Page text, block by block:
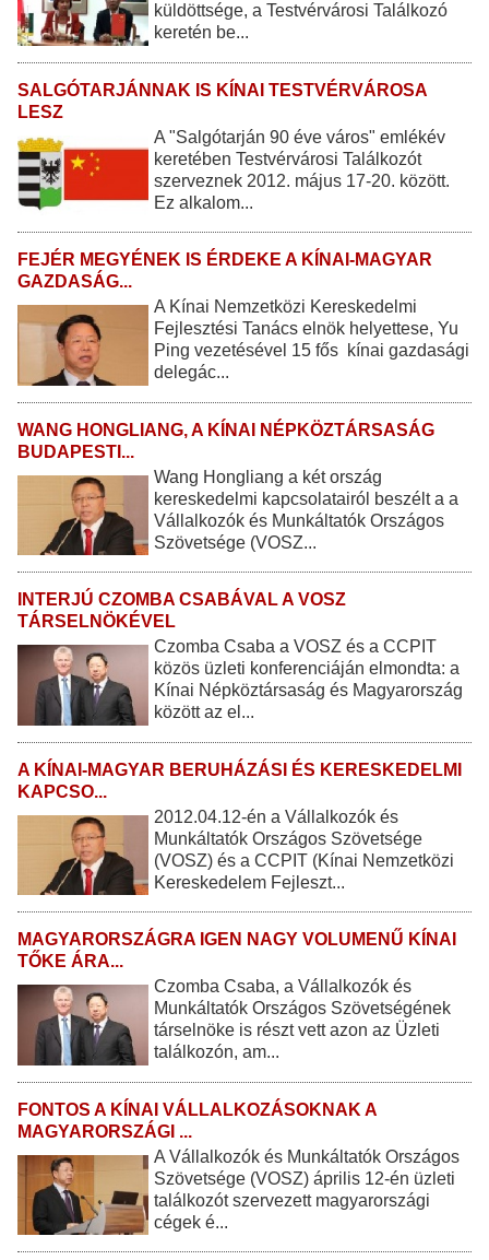
küldöttsége, a Testvérvárosi Találkozó
keretén be...
SALGÓTARJÁNNAK IS KÍNAI TESTVÉRVÁROSA
LESZ
A "Salgótarján 90 éve város" emlékév
keretében Testvérvárosi Találkozót
szerveznek 2012. május 17-20. között.
Ez alkalom...
FEJÉR MEGYÉNEK IS ÉRDEKE A KÍNAI-MAGYAR
GAZDASÁG...
A Kínai Nemzetközi Kereskedelmi
Fejlesztési Tanács elnök helyettese, Yu
Ping vezetésével 15 fős kínai gazdasági
delegác...
WANG HONGLIANG, A KÍNAI NÉPKÖZTÁRSASÁG
BUDAPESTI...
Wang Hongliang a két ország
kereskedelmi kapcsolatairól beszélt a a
Vállalkozók és Munkáltatók Országos
Szövetsége (VOSZ...
INTERJÚ CZOMBA CSABÁVAL A VOSZ
TÁRSELNÖKÉVEL
Czomba Csaba a VOSZ és a CCPIT
közös üzleti konferenciáján elmondta: a
Kínai Népköztársaság és Magyarország
között az el...
A KÍNAI-MAGYAR BERUHÁZÁSI ÉS KERESKEDELMI
KAPCSO...
2012.04.12-én a Vállalkozók és
Munkáltatók Országos Szövetsége
(VOSZ) és a CCPIT (Kínai Nemzetközi
Kereskedelem Fejleszt...
MAGYARORSZÁGRA IGEN NAGY VOLUMENŰ KÍNAI
TŐKE ÁRA...
Czomba Csaba, a Vállalkozók és
Munkáltatók Országos Szövetségének
társelnöke is részt vett azon az Üzleti
találkozón, am...
FONTOS A KÍNAI VÁLLALKOZÁSOKNAK A
MAGYARORSZÁGI ...
A Vállalkozók és Munkáltatók Országos
Szövetsége (VOSZ) április 12-én üzleti
találkozót szervezett magyarországi
cégek é...